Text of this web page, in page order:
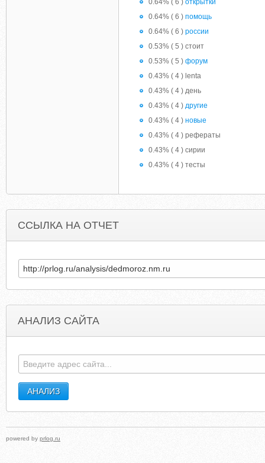
0.64% ( 6 ) открытки
0.64% ( 6 ) помощь
0.64% ( 6 ) россии
0.53% ( 5 ) стоит
0.53% ( 5 ) форум
0.43% ( 4 ) lenta
0.43% ( 4 ) день
0.43% ( 4 ) другие
0.43% ( 4 ) новые
0.43% ( 4 ) рефераты
0.43% ( 4 ) сирии
0.43% ( 4 ) тесты
ССЫЛКА НА ОТЧЕТ
АНАЛИЗ САЙТА
powered by prlog.ru